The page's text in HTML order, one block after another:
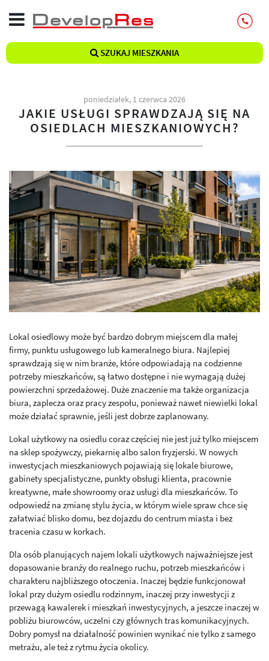
SZUKAJ MIESZKANIA
poniedziałek, 1 czerwca 2026
JAKIE USŁUGI SPRAWDZAJĄ SIĘ NA
OSIEDLACH MIESZKANIOWYCH?
Lokal osiedlowy może być bardzo dobrym miejscem dla małej
firmy, punktu usługowego lub kameralnego biura. Najlepiej
sprawdzają się w nim branże, które odpowiadają na codzienne
potrzeby mieszkańców, są łatwo dostępne i nie wymagają dużej
powierzchni sprzedażowej. Duże znaczenie ma także organizacja
biura, zaplecza oraz pracy zespołu, ponieważ nawet niewielki lokal
może działać sprawnie, jeśli jest dobrze zaplanowany.
Lokal użytkowy na osiedlu coraz częściej nie jest już tylko miejscem
na sklep spożywczy, piekarnię albo salon fryzjerski. W nowych
inwestycjach mieszkaniowych pojawiają się lokale biurowe,
gabinety specjalistyczne, punkty obsługi klienta, pracownie
kreatywne, małe showroomy oraz usługi dla mieszkańców. To
odpowiedź na zmianę stylu życia, w którym wiele spraw chce się
załatwiać blisko domu, bez dojazdu do centrum miasta i bez
tracenia czasu w korkach.
Dla osób planujących najem lokali użytkowych najważniejsze jest
dopasowanie branży do realnego ruchu, potrzeb mieszkańców i
charakteru najbliższego otoczenia. Inaczej będzie funkcjonował
lokal przy dużym osiedlu rodzinnym, inaczej przy inwestycji z
przewagą kawalerek i mieszkań inwestycyjnych, a jeszcze inaczej w
pobliżu biurowców, uczelni czy głównych tras komunikacyjnych.
Dobry pomysł na działalność powinien wynikać nie tylko z samego
metrażu, ale też z rytmu życia okolicy.